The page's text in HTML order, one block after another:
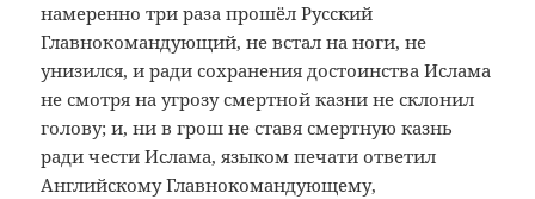
намеренно три раза прошёл Русский
Главнокомандующий, не встал на ноги, не
унизился, и ради сохранения достоинства Ислама
не смотря на угрозу смертной казни не склонил
голову; и, ни в грош не ставя смертную казнь
ради чести Ислама, языком печати ответил
Английскому Главнокомандующему,